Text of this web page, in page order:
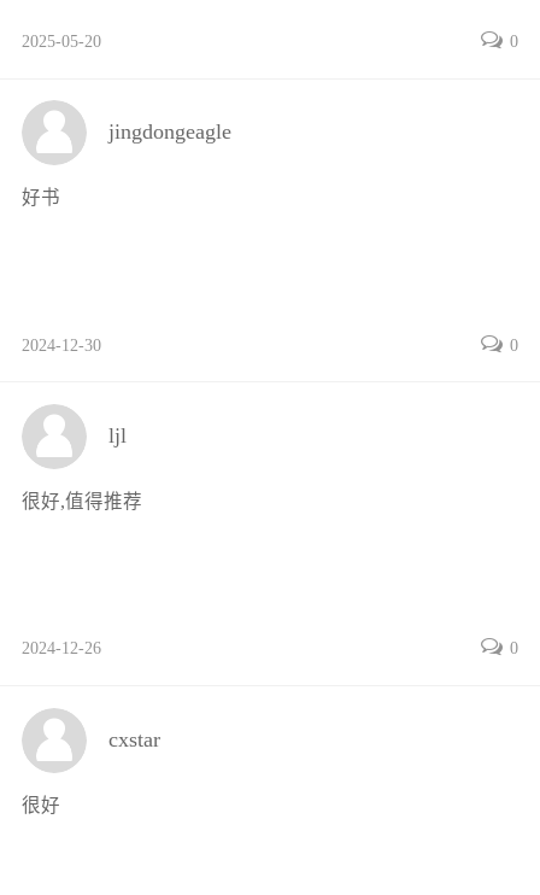
2025-05-20 0
jingdongeagle
好书
2024-12-30 0
ljl
很好,值得推荐
2024-12-26 0
cxstar
很好